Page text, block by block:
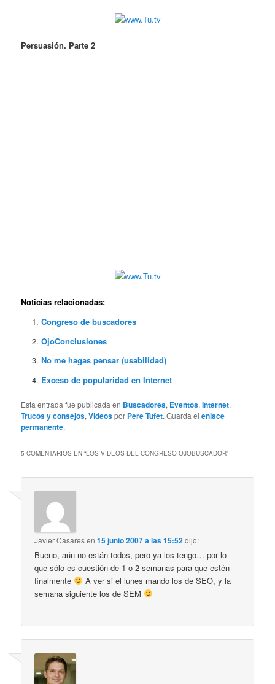
Persuasión. Parte 2
Noticias relacionadas:
Congreso de buscadores
OjoConclusiones
No me hagas pensar (usabilidad)
Exceso de popularidad en Internet
Esta entrada fue publicada en Buscadores, Eventos,Internet,
Trucos y consejos,Videospor Pere Tufet. Guarda elenlace
permanente.
5 COMENTARIOS EN “LOS VIDEOS DEL CONGRESO OJOBUSCADOR”
Javier Casaresen15 junio 2007 a las 15:52dijo:
Bueno, aún no están todos, pero ya los tengo… por lo
que sólo es cuestión de 1 o 2 semanas para que estén
finalmente
A ver si el lunes mando los de SEO, y la
semana siguiente los de SEM